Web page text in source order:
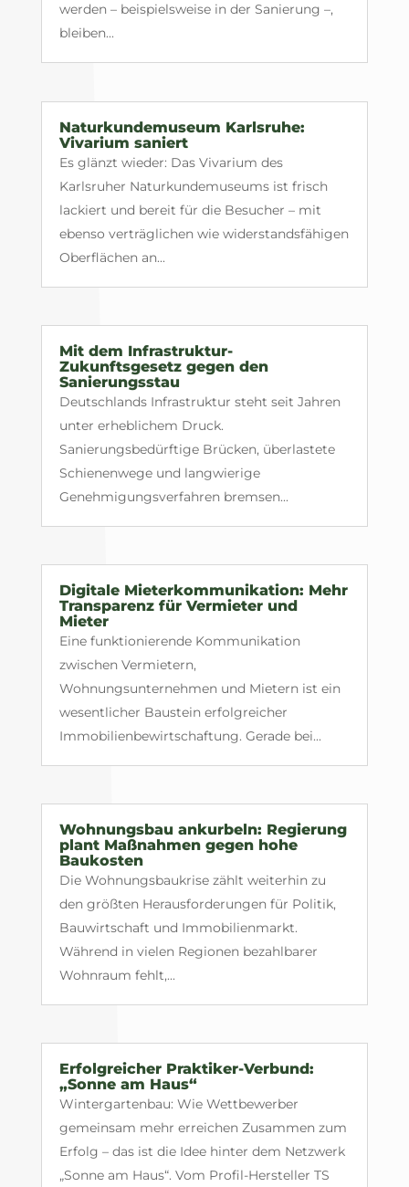
werden – beispielsweise in der Sanierung –,
bleiben...
Naturkundemuseum Karlsruhe:
Vivarium saniert
Es glänzt wieder: Das Vivarium des
Karlsruher Naturkundemuseums ist frisch
lackiert und bereit für die Besucher – mit
ebenso verträglichen wie widerstandsfähigen
Oberflächen an...
Mit dem Infrastruktur-
Zukunftsgesetz gegen den
Sanierungsstau
Deutschlands Infrastruktur steht seit Jahren
unter erheblichem Druck.
Sanierungsbedürftige Brücken, überlastete
Schienenwege und langwierige
Genehmigungsverfahren bremsen...
Digitale Mieterkommunikation: Mehr
Transparenz für Vermieter und
Mieter
Eine funktionierende Kommunikation
zwischen Vermietern,
Wohnungsunternehmen und Mietern ist ein
wesentlicher Baustein erfolgreicher
Immobilienbewirtschaftung. Gerade bei...
Wohnungsbau ankurbeln: Regierung
plant Maßnahmen gegen hohe
Baukosten
Die Wohnungsbaukrise zählt weiterhin zu
den größten Herausforderungen für Politik,
Bauwirtschaft und Immobilienmarkt.
Während in vielen Regionen bezahlbarer
Wohnraum fehlt,...
Erfolgreicher Praktiker-Verbund:
„Sonne am Haus“
Wintergartenbau: Wie Wettbewerber
gemeinsam mehr erreichen Zusammen zum
Erfolg – das ist die Idee hinter dem Netzwerk
„Sonne am Haus“. Vom Profil-Hersteller TS